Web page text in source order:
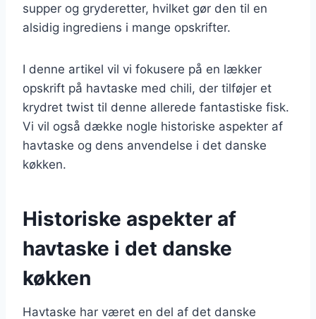
supper og gryderetter, hvilket gør den til en
alsidig ingrediens i mange opskrifter.
I denne artikel vil vi fokusere på en lækker
opskrift på havtaske med chili, der tilføjer et
krydret twist til denne allerede fantastiske fisk.
Vi vil også dække nogle historiske aspekter af
havtaske og dens anvendelse i det danske
køkken.
Historiske aspekter af
havtaske i det danske
køkken
Havtaske har været en del af det danske